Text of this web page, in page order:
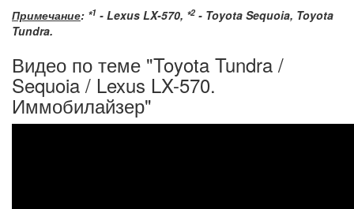
Примечание: *1 - Lexus LX-570, *2 - Toyota Sequoia, Toyota
Tundra.
Видео по теме "Toyota Tundra /
Sequoia / Lexus LX-570.
Иммобилайзер"